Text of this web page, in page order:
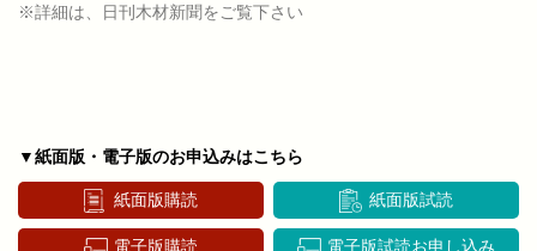
※詳細は、日刊木材新聞をご覧下さい
▼紙面版・電子版のお申込みはこちら
紙面版購読 紙面版試読
電子版購読 電子版試読お申し込み